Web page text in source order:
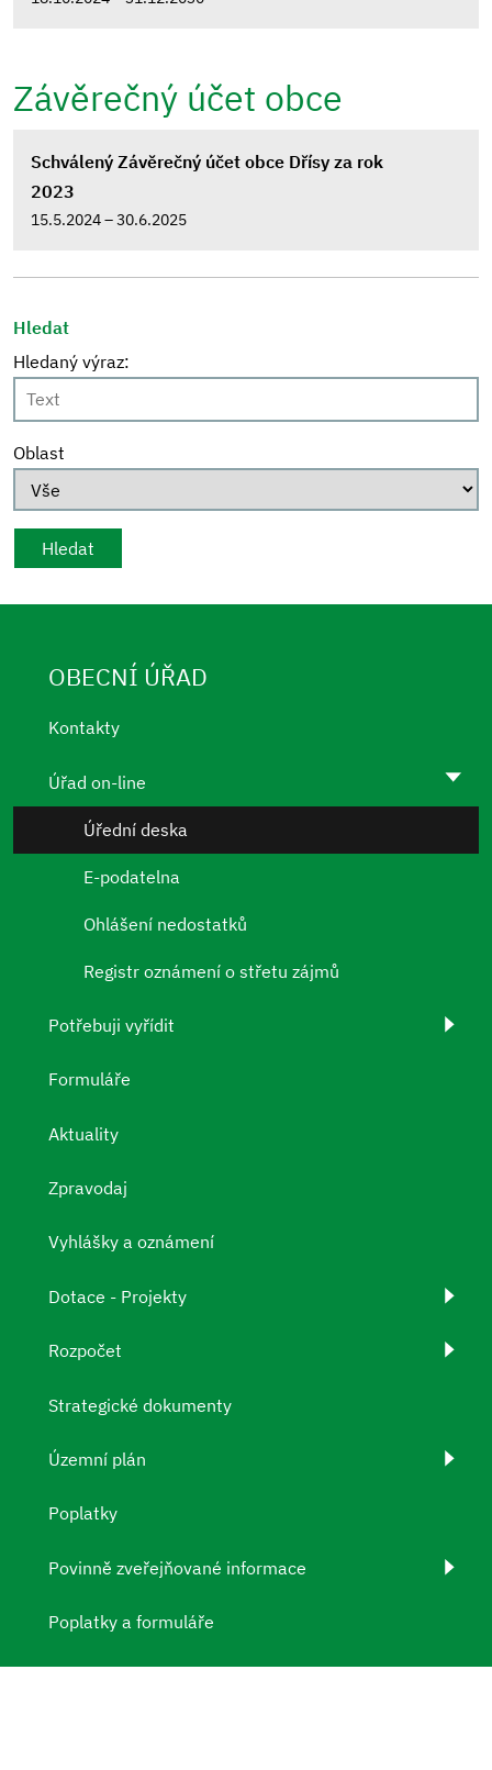
Závěrečný účet obce
Schválený Závěrečný účet obce Dřísy za rok
2023
15.5.2024 – 30.6.2025
Hledat
Hledaný výraz:
Oblast
OBECNÍ ÚŘAD
Kontakty
Úřad on-line
Úřední deska
E-podatelna
Ohlášení nedostatků
Registr oznámení o střetu zájmů
Potřebuji vyřídit
Formuláře
Aktuality
Zpravodaj
Vyhlášky a oznámení
Dotace - Projekty
Rozpočet
Strategické dokumenty
Územní plán
Poplatky
Povinně zveřejňované informace
Poplatky a formuláře